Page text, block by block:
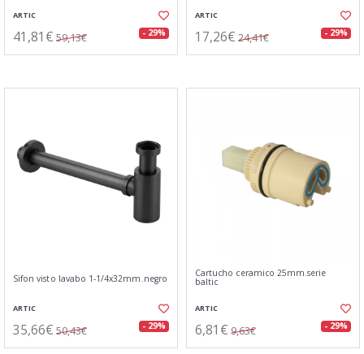
ARTIC
41,81€ 59,13€ - 29%
ARTIC
17,26€ 24,41€ - 29%
Sifon visto lavabo 1-1/4x32mm.negro
ARTIC
35,66€ 50,43€ - 29%
Cartucho ceramico 25mm.serie
baltic
ARTIC
6,81€ 9,63€ - 29%